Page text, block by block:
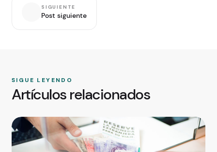
SIGUIENTE
Post siguiente
SIGUE LEYENDO
Artículos relacionados